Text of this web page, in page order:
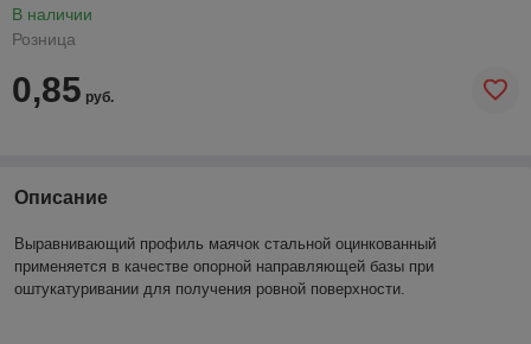
В наличии
Розница
0,85 руб.
Описание
Выравнивающий профиль маячок стальной оцинкованный
применяется в качестве опорной направляющей базы при
оштукатуривании для получения ровной поверхности.